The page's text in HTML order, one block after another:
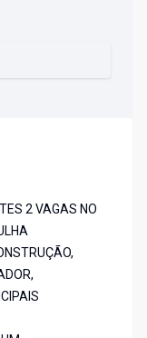
2 VAGAS NO